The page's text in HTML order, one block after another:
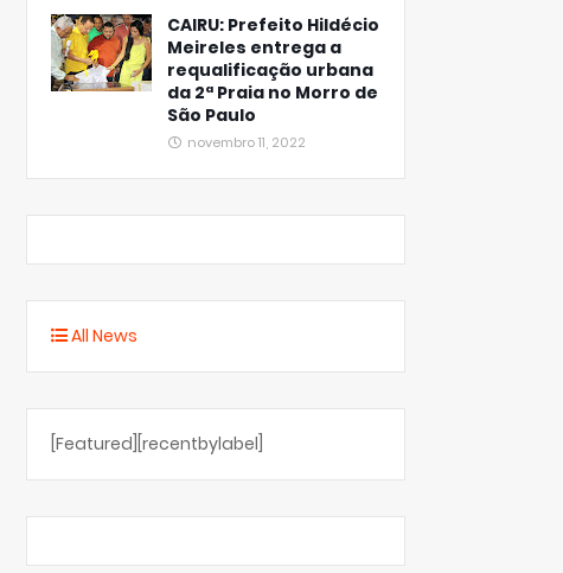
CAIRU: Prefeito Hildécio
Meireles entrega a
requalificação urbana
da 2ª Praia no Morro de
São Paulo
novembro 11, 2022
All News
[Featured][recentbylabel]